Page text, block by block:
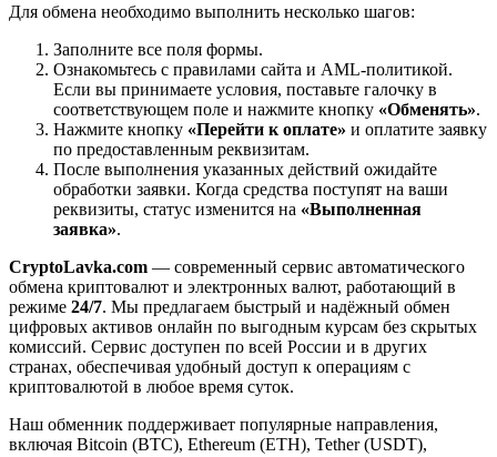
Для обмена необходимо выполнить несколько шагов:
Заполните все поля формы.
Ознакомьтесь с правилами сайта и AML-политикой.
Если вы принимаете условия, поставьте галочку в
соответствующем поле и нажмите кнопку «Обменять».
Нажмите кнопку «Перейти к оплате» и оплатите заявку
по предоставленным реквизитам.
После выполнения указанных действий ожидайте
обработки заявки. Когда средства поступят на ваши
реквизиты, статус изменится на «Выполненная
заявка».
CryptoLavka.com — современный сервис автоматического
обмена криптовалют и электронных валют, работающий в
режиме 24/7. Мы предлагаем быстрый и надёжный обмен
цифровых активов онлайн по выгодным курсам без скрытых
комиссий. Сервис доступен по всей России и в других
странах, обеспечивая удобный доступ к операциям с
криптовалютой в любое время суток.
Наш обменник поддерживает популярные направления,
включая Bitcoin (BTC), Ethereum (ETH), Tether (USDT),